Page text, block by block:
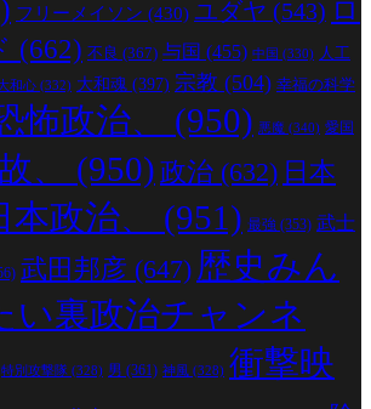
フリーメイソン (430) ユダヤ (543) ロ
(662) 不良 (367) 与国 (455) 中国 (330)
人工
和心 (332) 大和魂 (397) 宗教 (504) 幸福の科学
怖政治、 (950) 悪魔 (340) 愛国
、 (950) 政治 (632) 日本
本政治、 (951) 最強 (353) 武士
武田邦彦 (647) 歴史みん
い裏政治チャンネ
特別攻撃隊 (328) 男 (361) 神風 (328) 衝撃映